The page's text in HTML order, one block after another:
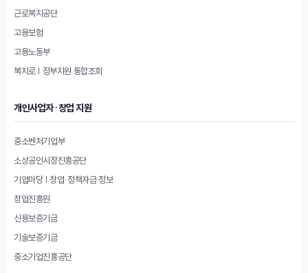
근로복지공단
고용보험
고용노동부
복지로 | 정부지원 통합조회
개인사업자·창업 지원
중소벤처기업부
소상공인시장진흥공단
기업마당 | 창업·정책자금 정보
창업진흥원
신용보증기금
기술보증기금
중소기업진흥공단